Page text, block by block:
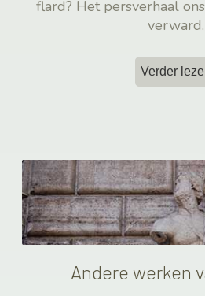
flard? Het persverhaal
verward.
Verder
Andere werken